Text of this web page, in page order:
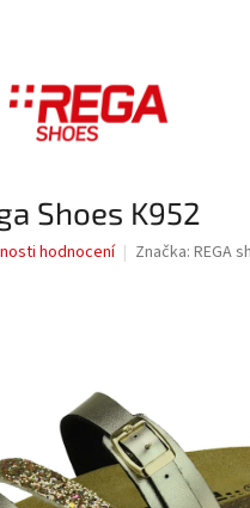
Shoes K952
hodnocení Značka: REGA